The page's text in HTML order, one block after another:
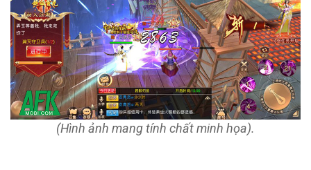
(Hình ảnh mang tính chất minh họa).